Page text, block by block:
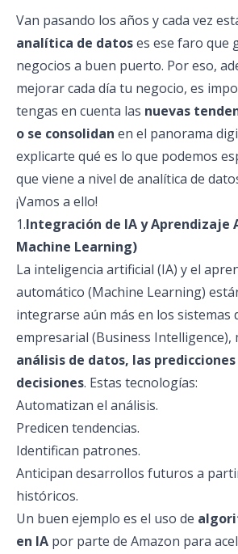
Van pasando los años y cada vez
analítica de datoses ese faro que
negocios a buen puerto. Por eso,
mejorar cada día tu negocio, es
tengas en cuenta las nuevas
o se consolidan en el panorama
explicarte qué es lo que podemos
que viene a nivel de analítica de
¡Vamos a ello!
1.Integración de IA y Aprendizaje
Machine Learning)
La inteligencia artificial (IA) y el
automático (Machine Learning)
integrarse aún más en los sistemas
empresarial (Business Intelligence),
análisis de datos, las
decisiones. Estas tecnologías:
Automatizan el análisis.
Predicen tendencias.
Identifican patrones.
Anticipan desarrollos futuros a
históricos.
Un buen ejemplo es el uso de
en IA por parte de Amazon para